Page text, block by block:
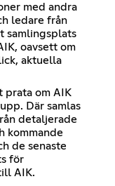
med andra
ledare från
samlingsplats
oavsett om
aktuella
prata om AIK
Där samlas
detaljerade
kommande
de senaste
för
AIK.